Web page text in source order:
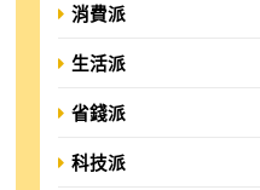
消費派
生活派
省錢派
科技派